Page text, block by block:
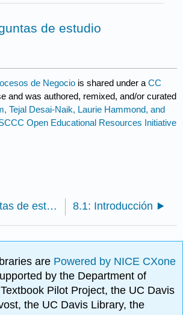
de estudio
de Negocio is shared under aCC
and was authored, remixed, and/or curated
Tejal Desai-Naik, Laurie Hammond, and
Open Educational Resources Initiative
7.7: Preguntas de estudio 8.1: Introducción
are Powered by NICE CXone
by the Department of
Pilot Project, the UC Davis
the UC Davis Library, the